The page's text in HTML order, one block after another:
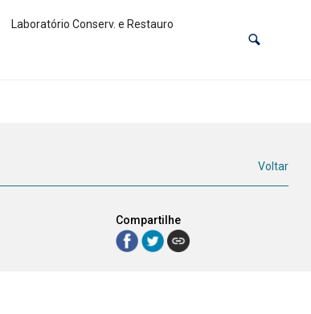
Laboratório Conserv. e Restauro
Voltar
Compartilhe